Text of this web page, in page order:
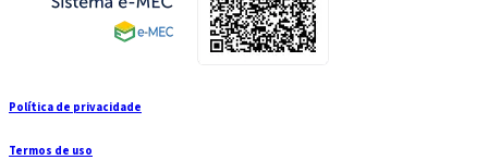
Política de privacidade
Termos de uso